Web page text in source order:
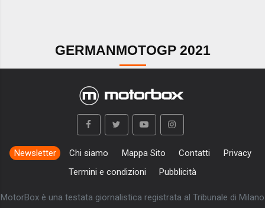
GERMANMOTOGP 2021
Newsletter Chi siamo Mappa Sito Contatti
Privacy
Termini e condizioni
Pubblicità
MotorBox è una testata giornalistica registrata al Tribunale di Milano